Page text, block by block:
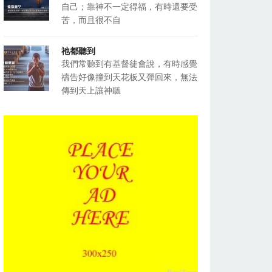
自己；靠神不一定得福，有時還要受
苦，而且很不自
祂都聽到
我們常聽到有基督徒會說，有時感覺
禱告好像撞到天花板又彈回來，無法
傳到天上讓神聽